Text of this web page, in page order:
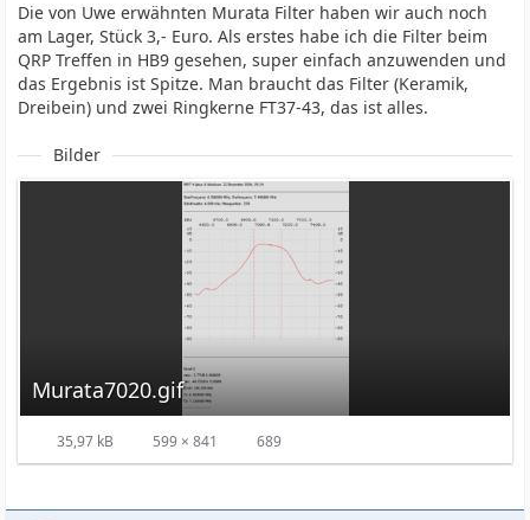
Die von Uwe erwähnten Murata Filter haben wir auch noch
am Lager, Stück 3,- Euro. Als erstes habe ich die Filter beim
QRP Treffen in HB9 gesehen, super einfach anzuwenden und
das Ergebnis ist Spitze. Man braucht das Filter (Keramik,
Dreibein) und zwei Ringkerne FT37-43, das ist alles.
Bilder
Murata7020.gif
35,97 kB 599 × 841 689